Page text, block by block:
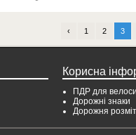
‹ 1 2 3
Корисна
ПДР для
Дорожні знаки
Дорожня